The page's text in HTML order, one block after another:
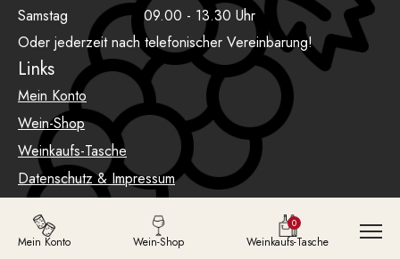
Mein Konto Wein-Shop Weinkaufs-Tasche
0
Samstag
09.00 - 13.30 Uhr
Oder jederzeit nach telefonischer Vereinbarung!
Links
Mein Konto
Wein-Shop
Weinkaufs-Tasche
Datenschutz & Impressum